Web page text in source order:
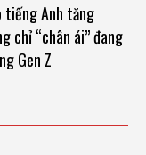
tiếng Anh tăng
chỉ “chân ái” đang
Gen Z